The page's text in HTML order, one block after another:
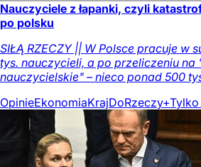
Nauczyciele z łapanki, czyli
po polsku
SIŁĄ RZECZY || W Polsce pracuje w
tys. nauczycieli, a po przeliczeniu na
nauczycielskie" – nieco ponad 500
OpinieEkonomiaKrajDoRzeczy+Tylko